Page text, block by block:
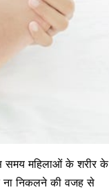
समय महिलाओं के शरीर के
ना निकलने की वजह से